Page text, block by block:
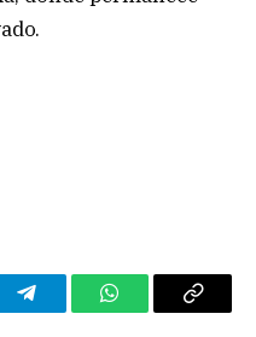
TelegramWhatsAppCopy